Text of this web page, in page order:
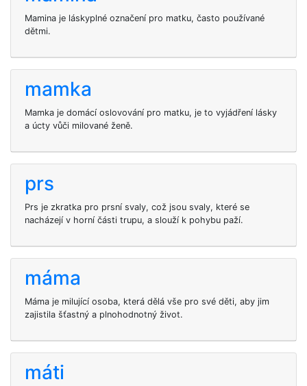
Mamina je láskyplné označení pro matku, často používané
dětmi.
mamka
Mamka je domácí oslovování pro matku, je to vyjádření lásky
a úcty vůči milované ženě.
prs
Prs je zkratka pro prsní svaly, což jsou svaly, které se
nacházejí v horní části trupu, a slouží k pohybu paží.
máma
Máma je milující osoba, která dělá vše pro své děti, aby jim
zajistila šťastný a plnohodnotný život.
máti